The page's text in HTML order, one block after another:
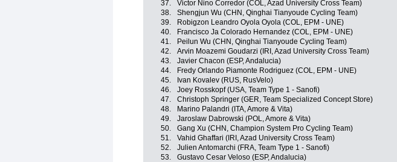
37.
Victor Nino Corredor (COL, Azad University Cross Team)
38.
Shengjun Wu (CHN, Qinghai Tianyoude Cycling Team)
39.
Robigzon Leandro Oyola Oyola (COL, EPM - UNE)
40.
Francisco Ja Colorado Hernandez (COL, EPM - UNE)
41.
Peilun Wu (CHN, Qinghai Tianyoude Cycling Team)
42.
Arvin Moazemi Goudarzi (IRI, Azad University Cross Team)
43.
Javier Chacon (ESP, Andalucia)
44.
Fredy Orlando Piamonte Rodriguez (COL, EPM - UNE)
45.
Ivan Kovalev (RUS, RusVelo)
46.
Joey Rosskopf (USA, Team Type 1 - Sanofi)
47.
Christoph Springer (GER, Team Specialized Concept Store)
48.
Marino Palandri (ITA, Amore & Vita)
49.
Jaroslaw Dabrowski (POL, Amore & Vita)
50.
Gang Xu (CHN, Champion System Pro Cycling Team)
51.
Vahid Ghaffari (IRI, Azad University Cross Team)
52.
Julien Antomarchi (FRA, Team Type 1 - Sanofi)
53.
Gustavo Cesar Veloso (ESP, Andalucia)